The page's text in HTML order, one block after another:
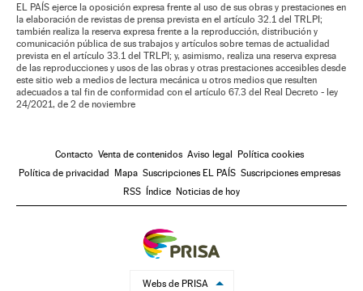
EL PAÍS ejerce la oposición expresa frente al uso de sus obras y prestaciones en
la elaboración de revistas de prensa prevista en el artículo 32.1 del TRLPI;
también realiza la reserva expresa frente a la reproducción, distribución y
comunicación pública de sus trabajos y artículos sobre temas de actualidad
prevista en el artículo 33.1 del TRLPI; y, asimismo, realiza una reserva expresa
de las reproducciones y usos de las obras y otras prestaciones accesibles desde
este sitio web a medios de lectura mecánica u otros medios que resulten
adecuados a tal fin de conformidad con el artículo 67.3 del Real Decreto - ley
24/2021, de 2 de noviembre
Contacto Venta de contenidos Aviso legal Política cookies
Política de privacidad Mapa Suscripciones EL PAÍS Suscripciones empresas
RSS Índice Noticias de hoy
Webs de PRISA